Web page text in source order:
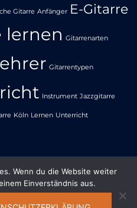
Gitarre Anfänger E-Gitarre
lernen Gitarrenarten
Gitarrentypen
Instrument Jazzgitarre
Köln Lernen Unterricht
Köln | Sülz Klettenberg |
Wenn du die Website weiter
Einverständnis aus.